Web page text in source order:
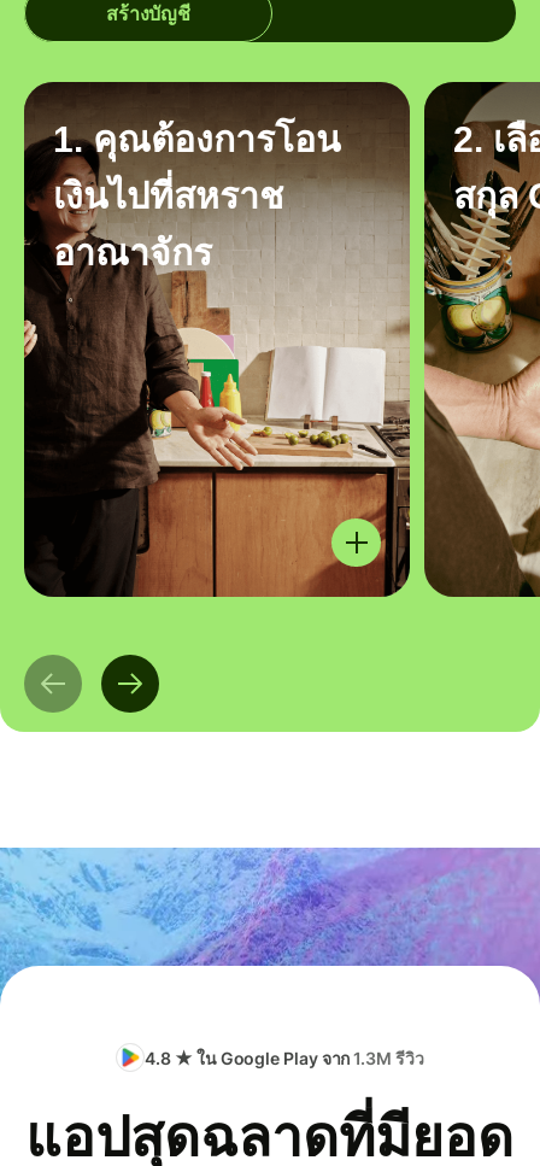
สร้างบัญชี
1. คุณต้องการโอน
เงินไปที่สหราช
อาณาจักร
2. เ
สกุล
4.8 ★ ใน Google Play จาก1.3M รีวิว
แอปสุดฉลาดที่มียอด